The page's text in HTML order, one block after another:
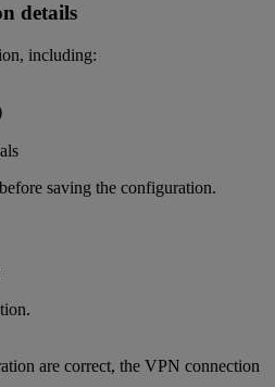
details
including:
saving the configuration.
are correct, the VPN connection